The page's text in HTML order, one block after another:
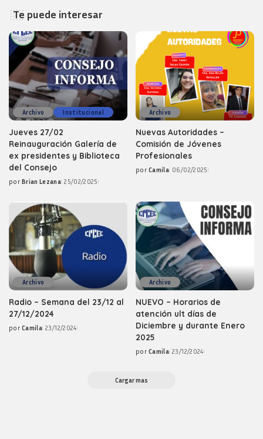
Te puede interesar
Archivo Institucional
Jueves 27/02
Reinauguración Galería de
ex presidentes y Biblioteca
del Consejo
Posted
por Brian Lezana 25/02/2025
Archivo
Nuevas Autoridades –
Comisión de Jóvenes
Profesionales
Posted
por Camila 06/02/2025
Archivo
Radio – Semana del 23/12 al
27/12/2024
Posted
por Camila 23/12/2024
Archivo
NUEVO – Horarios de
atención ult días de
Diciembre y durante Enero
2025
Posted
por Camila 23/12/2024
Cargar mas